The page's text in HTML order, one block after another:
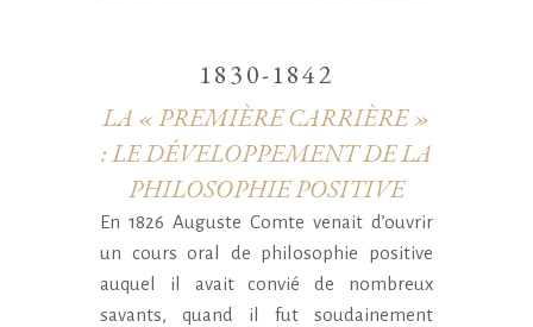
1830-1842
LA « PREMIÈRE CARRIÈRE »
: LE DÉVELOPPEMENT DE LA
PHILOSOPHIE POSITIVE
En 1826 Auguste Comte venait d’ouvrir
un cours oral de philosophie positive
auquel il avait convié de nombreux
savants, quand il fut soudainement